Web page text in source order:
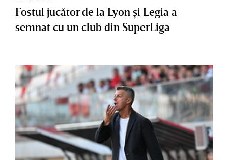
Fostul jucător de la Lyon şi Legia a
semnat cu un club din SuperLiga